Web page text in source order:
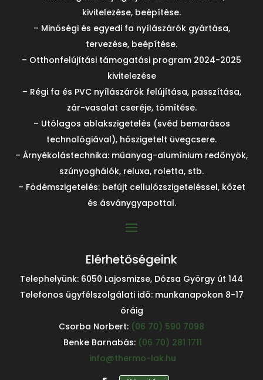
kivitelezése, beépítése.
– Minőségi és egyedi fa nyílászárók gyártása,
tervezése, beépítése.
– Otthonfelújítási támogatási program 2024-2025
kivitelezése
– Régi fa és PVC nyílászárók felújítása, passzítása,
zár-vasalat cseréje, tömítése.
– Utólagos ablakszigetelés (svéd bemarásos
technológiával), hőszigetelt üvegcsere.
– Árnyékolástechnika: műanyag-alumínium redőnyök,
szúnyoghálók, reluxa, roletta, stb.
– Födémszigetelés: befújt cellulózszigeteléssel, kőzet
és ásványgyapottal.
Elérhetőségeink
Telephelyünk: 6050 Lajosmizse, Dózsa György út 144
Telefonos ügyfélszolgálati idő: munkanapokon 8-17
óráig
Csorba Norbert: (06 70) 590 7098
Benke Barnabás: (06 70) 281 1711
info@thermo-lak.hu